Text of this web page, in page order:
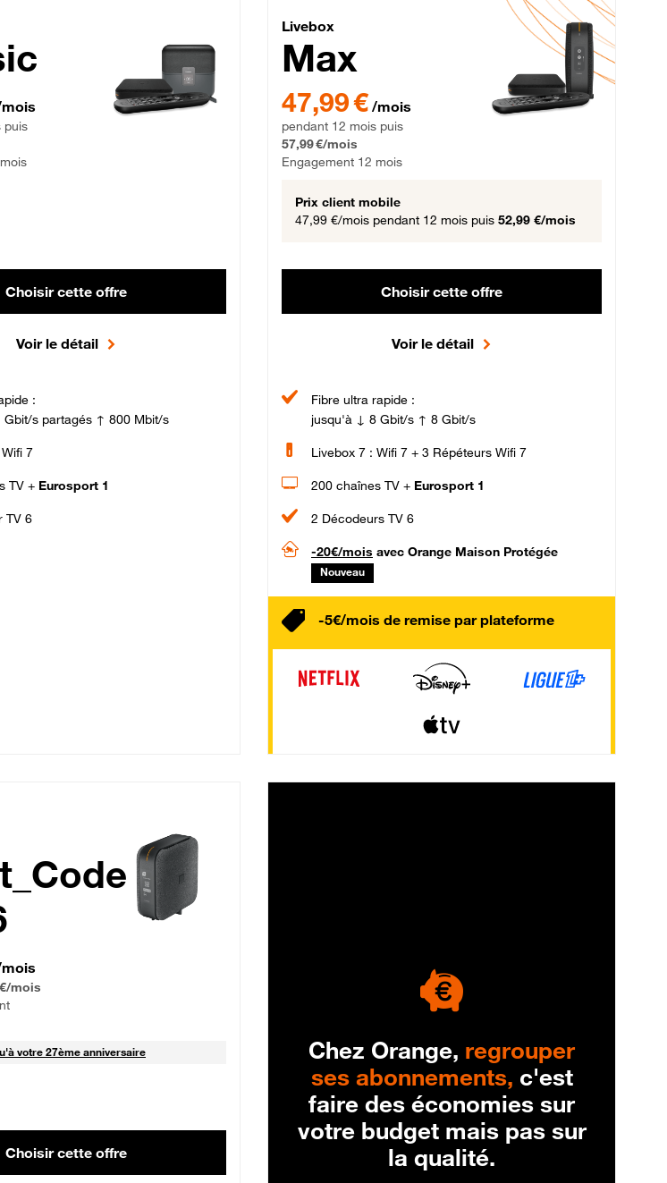
Classic Fibre
pendant 12 mois puis 42,99 € par mois, Engagement 12 mois
puis
Choisir cette offre
Voir le détail
:
s partagés ↑ 800 Mbit/s
7
TV + Eurosport 1
TV 6
Livebox Max Fibre
Livebox
Max
47,99 € par mois pendant 12 mois puis 57,99 € par mois,
47,99 € /mois
pendant 12 mois puis
57,99 €/mois
Engagement 12 mois
Prix client mobile
47,99 €/mois pendant 12 mois puis 52,99 €/mois
Choisir cette offre
Voir le détail
Fibre ultra rapide :
jusqu'à ↓ 8 Gbit/s ↑ 8 Gbit/s
Livebox 7 : Wifi 7 + 3 Répéteurs Wifi 7
200 chaînes TV + Eurosport 1
2 Décodeurs TV 6
-20€/mois avec Orange Maison Protégée
Nouveau
-5€/mois de remise par plateforme
Fibre_18_26
mois
mois
votre 27ème anniversaire
Choisir cette offre
Chez Orange, regrouper
ses abonnements, c'est
faire des économies sur
votre budget mais pas sur
la qualité.